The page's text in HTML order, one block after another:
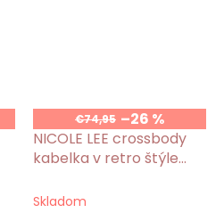
€74,95 –26 %
NICOLE LEE crossbody
kabelka v retro štýle
Skladom